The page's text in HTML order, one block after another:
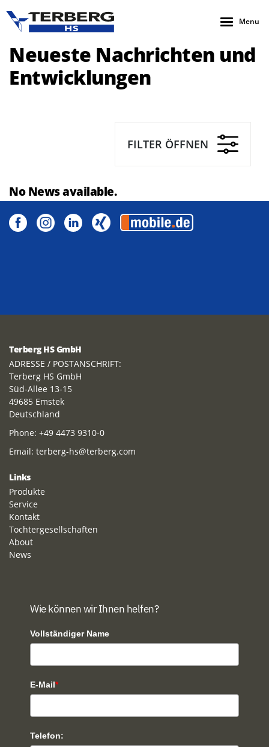
Menu
Neueste Nachrichten und
Entwicklungen
FILTER ÖFFNEN
No News available.
Terberg HS GmbH
ADRESSE / POSTANSCHRIFT:
Terberg HS GmbH
Süd-Allee 13-15
49685 Emstek
Deutschland
Phone: +49 4473 9310-0
Email: terberg-hs@terberg.com
Links
Produkte
Service
Kontakt
Tochtergesellschaften
About
News
Wie können wir Ihnen helfen?
Vollständiger Name
E-Mail*
Telefon: